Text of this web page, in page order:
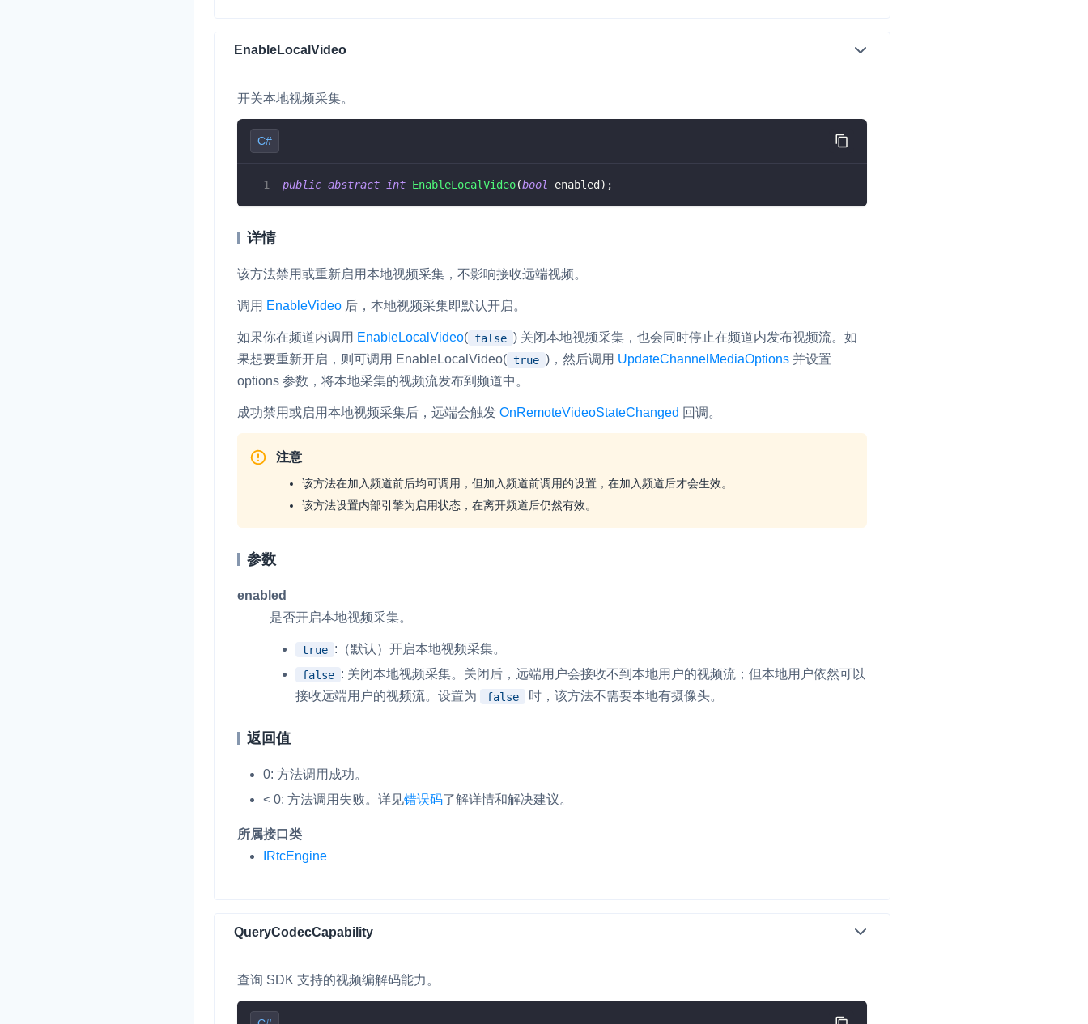
EnableLocalVideo
开关本地视频采集。
C#
public abstract int EnableLocalVideo(bool enabled ) ;
详情
该方法禁用或重新启用本地视频采集，不影响接收远端视频。
调用 EnableVideo 后，本地视频采集即默认开启。
如果你在频道内调用 EnableLocalVideo( false ) 关闭本地视频采集，也会同时停止在频道内发布视频流。如
果想要重新开启，则可调用 EnableLocalVideo( true )，然后调用 UpdateChannelMediaOptions 并设置
options 参数，将本地采集的视频流发布到频道中。
成功禁用或启用本地视频采集后，远端会触发 OnRemoteVideoStateChanged 回调。
注意
该方法在加入频道前后均可调用，但加入频道前调用的设置，在加入频道后才会生效。
该方法设置内部引擎为启用状态，在离开频道后仍然有效。
参数
enabled
是否开启本地视频采集。
true :（默认）开启本地视频采集。
false : 关闭本地视频采集。关闭后，远端用户会接收不到本地用户的视频流；但本地用户依然可以
接收远端用户的视频流。设置为
false 时，该方法不需要本地有摄像头。
返回值
0: 方法调用成功。
< 0: 方法调用失败。 详见错误码了解详情和解决建议。
所属接口类
IRtcEngine
QueryCodecCapability
查询 SDK 支持的视频编解码能力。